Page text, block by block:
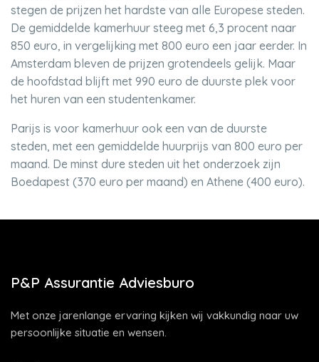
stegen de prijzen het hardste van alle Europese steden.
De gemiddelde kamerhuur steeg met 6,3 procent naar
850 euro, in vergelijking met 800 euro een jaar eerder. In
Amsterdam bleven de prijzen grotendeels gelijk. Maar
de hoofdstad blijft met 990 euro de duurste plek voor
het huren van een studentenkamer.
Parijs is voor kamerhuur ook een van de duurste
steden, met een gemiddelde huurprijs van 800 euro per
maand. De minst dure steden uit het onderzoek zijn
Boedapest (370 euro per maand) en Athene (400 euro).
P&P Assurantie Adviesburo
Met onze jarenlange ervaring kijken wij vakkundig naar uw
persoonlijke situatie en wensen.